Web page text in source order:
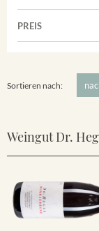
Riesling
Vorderer
Winklerberg
PREIS
Sortieren nach:
Weingut Dr.